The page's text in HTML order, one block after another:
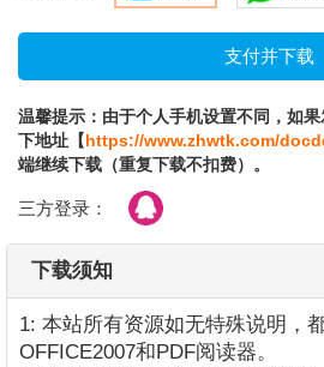
温馨提示：由于个人手机设置不同，如
下地址【https://www.zhwtk.com/
端继续下载（重复下载不扣费）。
三方登录：
下载须知
1: 本站所有资源如无特殊说明，
OFFICE2007和PDF阅读器。